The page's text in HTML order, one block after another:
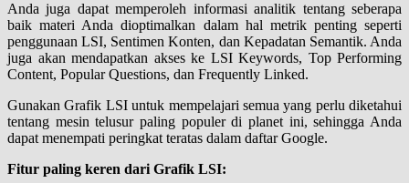
Anda juga dapat memperoleh informasi analitik tentang seberapa
baik materi Anda dioptimalkan dalam hal metrik penting seperti
penggunaan LSI, Sentimen Konten, dan Kepadatan Semantik. Anda
juga akan mendapatkan akses ke LSI Keywords, Top Performing
Content, Popular Questions, dan Frequently Linked.
Gunakan Grafik LSI untuk mempelajari semua yang perlu diketahui
tentang mesin telusur paling populer di planet ini, sehingga Anda
dapat menempati peringkat teratas dalam daftar Google.
Fitur paling keren dari Grafik LSI: